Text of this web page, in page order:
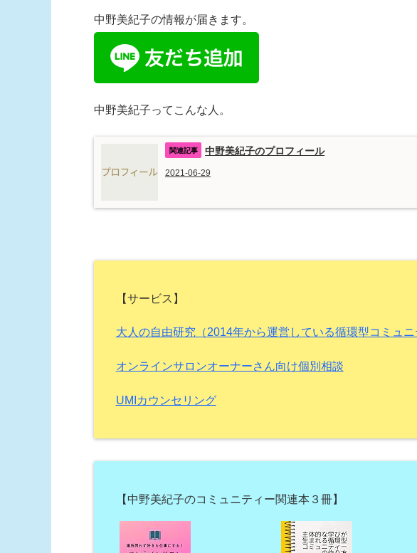
中野美紀子の情報が届きます。
中野美紀子ってこんな人。
中野美紀子のプロフィール
2021-06-29
【サービス】
大人の自由研究（2014年から運営している循環型コミュニ
オンラインサロンオーナーさん向け個別相談
UMIカウンセリング
【中野美紀子のコミュニティー関連本３冊】